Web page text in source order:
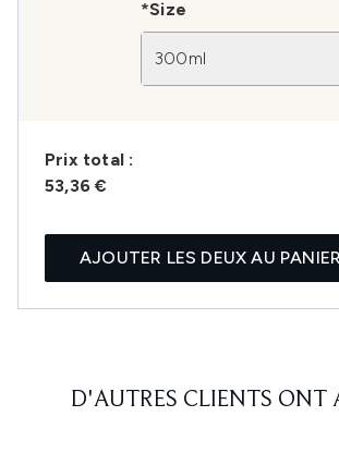
*Size
300ml
Prix ​​total :
53,36 €
AJOUTER LES DEUX AU PANIER
D'AUTRES CLIENTS ONT